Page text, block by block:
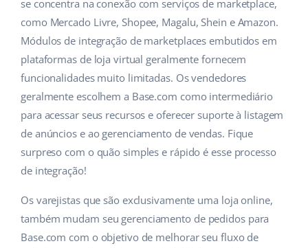
Gestão de Envios
Automação do fluxo de trabalho
Base Connect
IA para ecommerce
Base Analytics
Produtos infantis
Eletrônicos
Peças automotivas
Supermercado
Saúde e beleza
Moda
Ajuda
Academy
Blog
Auditoria de contas
Outros
Casos de Sucesso
english (GB)
english (IN)
deutsch
Ελληνικά
español (AR)
español (MX)
se concentra na conexão com serviços de marketplace,
como Mercado Livre, Shopee, Magalu, Shein e Amazon.
Módulos de integração de marketplaces embutidos em
plataformas de loja virtual geralmente fornecem
funcionalidades muito limitadas. Os vendedores
geralmente escolhem a Base.com como intermediário
para acessar seus recursos e oferecer suporte à listagem
de anúncios e ao gerenciamento de vendas. Fique
surpreso com o quão simples e rápido é esse processo
de integração!
Os varejistas que são exclusivamente uma loja online,
também mudam seu gerenciamento de pedidos para
Base.com com o objetivo de melhorar seu fluxo de